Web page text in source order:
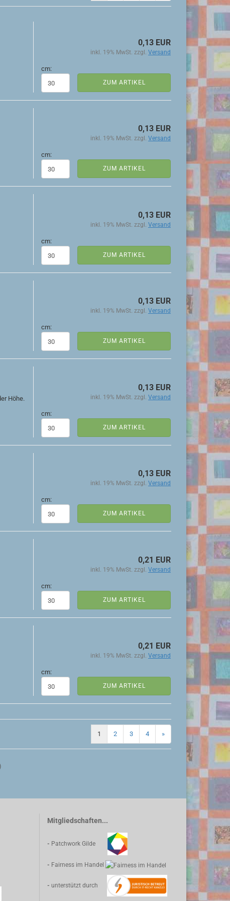
0,13 EUR
inkl. 19% MwSt. zzgl. Versand
cm:
ZUM ARTIKEL
0,13 EUR
inkl. 19% MwSt. zzgl. Versand
cm:
ZUM ARTIKEL
0,13 EUR
inkl. 19% MwSt. zzgl. Versand
cm:
ZUM ARTIKEL
0,13 EUR
inkl. 19% MwSt. zzgl. Versand
cm:
ZUM ARTIKEL
Höhe.
0,13 EUR
inkl. 19% MwSt. zzgl. Versand
cm:
ZUM ARTIKEL
0,13 EUR
inkl. 19% MwSt. zzgl. Versand
cm:
ZUM ARTIKEL
0,21 EUR
inkl. 19% MwSt. zzgl. Versand
cm:
ZUM ARTIKEL
0,21 EUR
inkl. 19% MwSt. zzgl. Versand
cm:
ZUM ARTIKEL
1 2 3 4 »
Mitgliedschaften...
- Patchwork Gilde
- Fairness im Handel
- unterstützt durch